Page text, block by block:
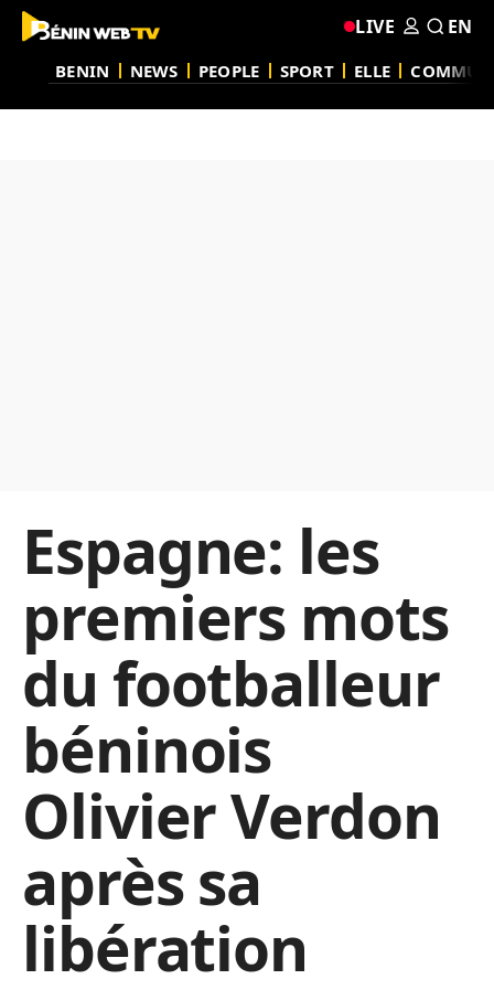
BENIN NEWS PEOPLE SPORT ELLE
LIVE EN
Espagne: les
premiers mots
du footballeur
béninois
Olivier Verdon
après sa
libération